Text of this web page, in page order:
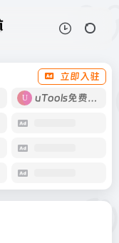
立即入驻
uTools免费工具箱